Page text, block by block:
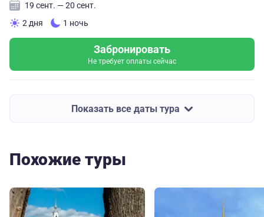
19 сент. — 20 сент.
2 дня
1 ночь
Забронировать
Не требует оплаты сейчас
Показать все даты тура
Похожие туры